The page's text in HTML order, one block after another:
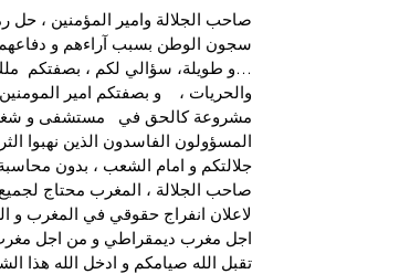
صاحب الجلالة وامير المؤمنين ، حل
سجون الوطن بسبب آراءهم و دفاعهم
…و طويلة، سؤالي لكم ، بصفتكم
والحريات ،    و بصفتكم امير
مشروعة كالحق في   مستشفى و شغل و
المسؤولون الفاسدون الذين نهبوا
جلالتكم و امام الشعب ، بدون
صاحب الجلالة ، المغرب محتاج لجميع
لاعلان انفراج حقوقي في المغرب
اجل مغرب ديمقراطي و من اجل
تقبل الله صيامكم و ادخل الله هذا